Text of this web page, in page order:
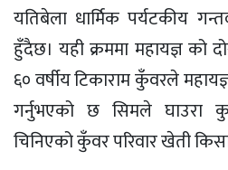
यतिबेला धार्मिक पर्यटकीय
हुँदैछ। यही क्रममा महायज्ञ को
६० वर्षीय टिकाराम कुँवरले
गर्नुभएको छ सिमले घाउरा
चिनिएको कुँवर परिवार खेती